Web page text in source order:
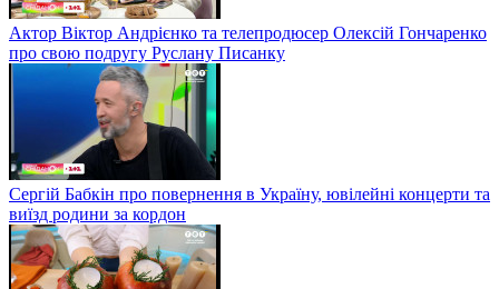
Актор Віктор Андрієнко та телепродюсер Олексій Гончаренко
про свою подругу Руслану Писанку
Сергій Бабкін про повернення в Україну, ювілейні концерти та
виїзд родини за кордон